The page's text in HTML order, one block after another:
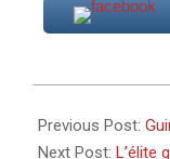
08-
15
Previous Post:
Next Post: L’élite